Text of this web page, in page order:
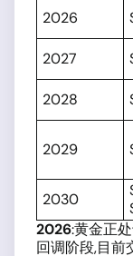
2026
2027
2028
2029
2030
2026:黄金正
回调阶段,目前